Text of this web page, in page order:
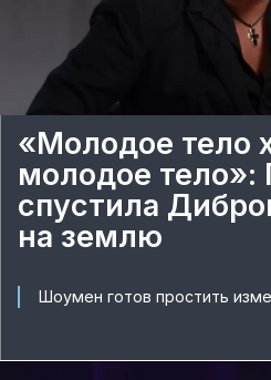
«Молодое тело
молодое тело»:
спустила
на землю
Шоумен готов простить